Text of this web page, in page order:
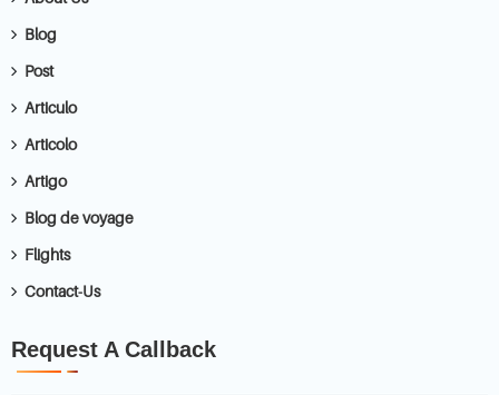
Blog
Post
Articulo
Articolo
Artigo
Blog de voyage
Flights
Contact-Us
Request A Callback